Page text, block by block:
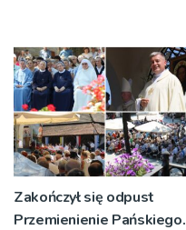
Zakończył się odpust
Przemienienie Pańskiego.